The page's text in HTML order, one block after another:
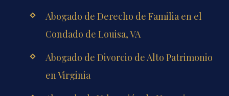
Abogado de Derecho de Familia en el
Condado de Louisa, VA
Abogado de Divorcio de Alto Patrimonio
en Virginia